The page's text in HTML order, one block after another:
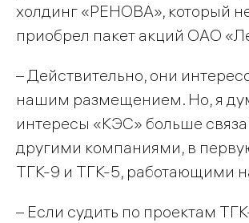
холдинг «РЕНОВА», который
приобрел пакет акций ОАО
– Действительно, они
нашим размещением. Но, я
интересы «КЭС» больше
другими компаниями, в
ТГК-9 и ТГК-5, работающими
– Если судить по проектам